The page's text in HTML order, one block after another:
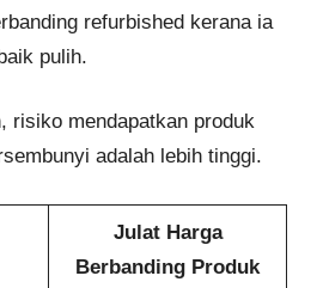
refurbished kerana ia
pulih.
risiko mendapatkan produk
adalah lebih tinggi.
Julat Harga
Berbanding Produk